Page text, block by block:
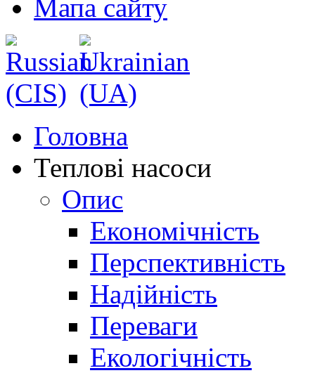
Мапа сайту
Головна
Теплові насоси
Опис
Економічність
Перспективність
Надійність
Переваги
Екологічність